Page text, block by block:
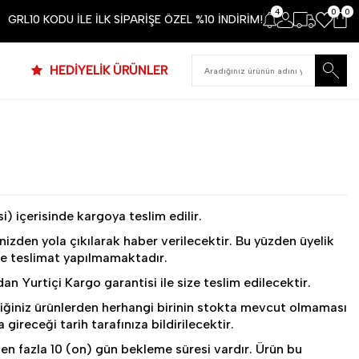
GRL10 KODU İLE İLK SİPARİŞE ÖZEL %10 İNDİRİM!
4 0 0
HEDİYELİK ÜRÜNLER
içerisinde kargoya teslim edilir.
yola çıkılarak haber verilecektir. Bu yüzden üyelik
teslimat yapılmamaktadır.
Yurtiçi Kargo garantisi ile size teslim edilecektir.
ürünlerden herhangi birinin stokta mevcut olmaması
tarih tarafınıza bildirilecektir.
fazla 10 (on) gün bekleme süresi vardır. Ürün bu